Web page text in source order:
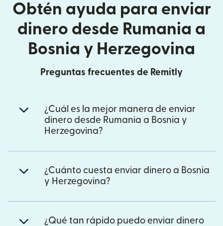
Obtén ayuda para enviar
dinero desde Rumania a
Bosnia y Herzegovina
Preguntas frecuentes de Remitly
¿Cuál es la mejor manera de enviar
dinero desde Rumania a Bosnia y
Herzegovina?
¿Cuánto cuesta enviar dinero a Bosnia
y Herzegovina?
¿Qué tan rápido puedo enviar dinero